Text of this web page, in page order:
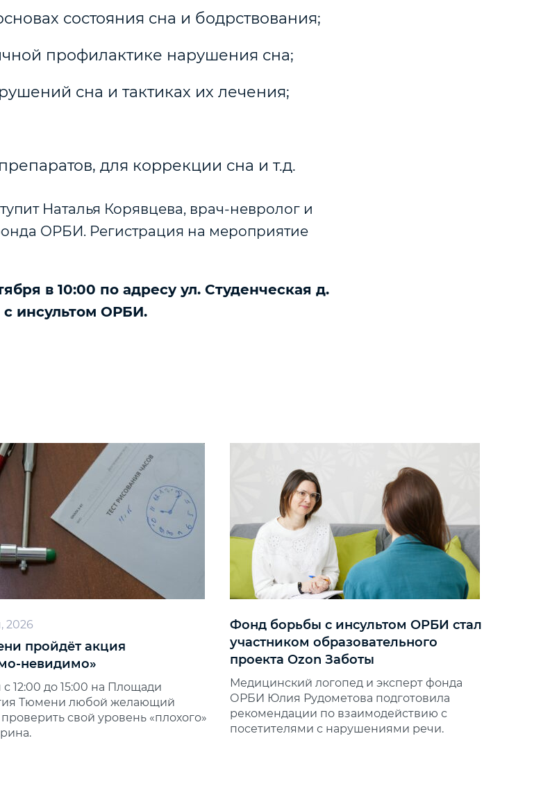
состояния сна и бодрствования;
профилактике нарушения сна;
сна и тактиках их лечения;
для коррекции сна и т.д.
Наталья Корявцева, врач-невролог и
ОРБИ. Регистрация на мероприятие
в 10:00 по адресу ул. Студенческая д.
инсультом ОРБИ.
2026
пройдёт акция
12:00 до 15:00 на Площади
Тюмени любой желающий
свой уровень «плохого»
Фонд борьбы с инсультом ОРБИ стал
участником образовательного
проекта Ozon Заботы
Медицинский логопед и эксперт фонда
ОРБИ Юлия Рудометова подготовила
рекомендации по взаимодействию с
посетителями с нарушениями речи.